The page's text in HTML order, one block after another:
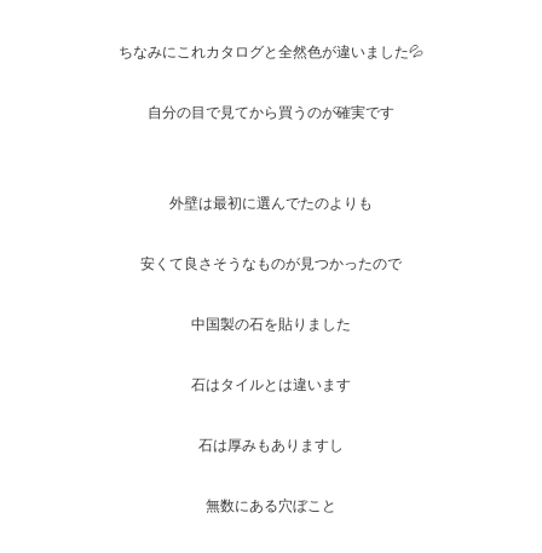
ちなみにこれカタログと全然色が違いました💦
自分の目で見てから買うのが確実です
外壁は最初に選んでたのよりも
安くて良さそうなものが見つかったので
中国製の石を貼りました
石はタイルとは違います
石は厚みもありますし
無数にある穴ぼこと